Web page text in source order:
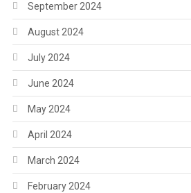
September 2024
August 2024
July 2024
June 2024
May 2024
April 2024
March 2024
February 2024